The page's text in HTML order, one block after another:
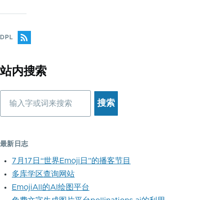
DPL
站内搜索
最新日志
7月17日“世界Emoji日”的播客节目
多库学区查询网站
EmojiAll的AI绘图平台